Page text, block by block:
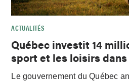
ACTUALITÉS
Québec investit 14
sport et les loisirs
Le gouvernement du Québec